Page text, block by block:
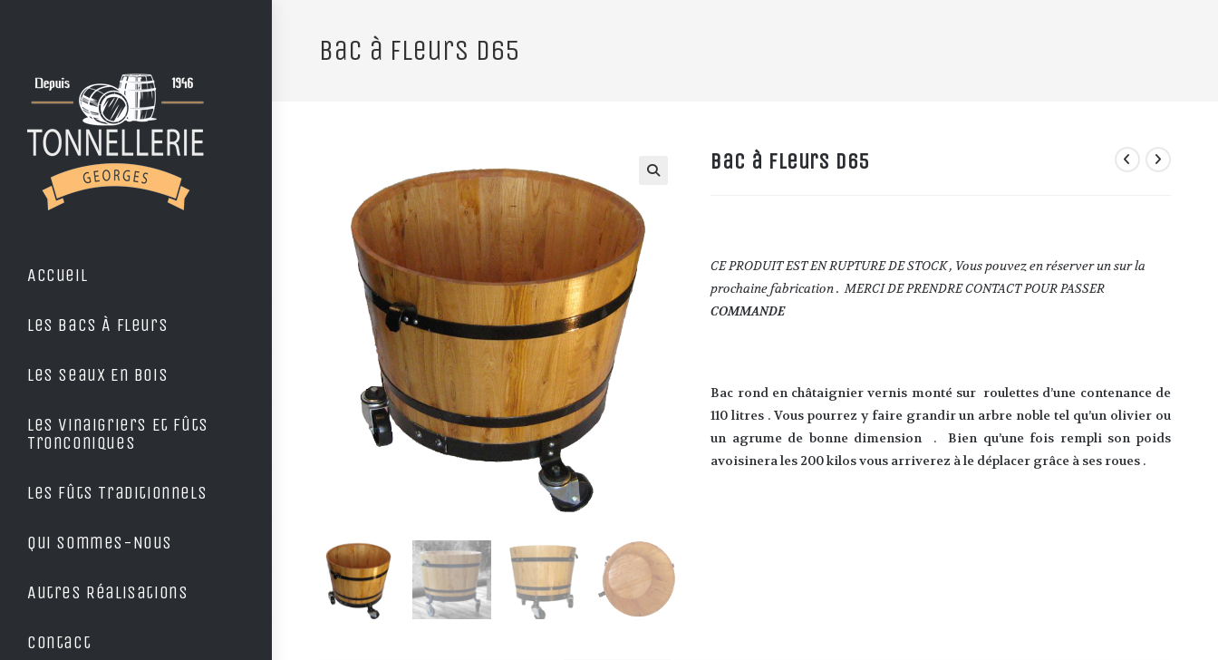
Accueil
Les Bacs À Fleurs
Les Seaux En Bois
Les Vinaigriers Et Fûts
Tronconiques
Les Fûts Traditionnels
Qui Sommes-Nous
Autres Réalisations
Contact
Bac à fleurs D65
Bac à fleurs D65
CE PRODUIT EST EN RUPTURE DE STOCK , Vous pouvez en réserver un sur la
prochaine fabrication . MERCI DE PRENDRE CONTACT POUR PASSER
COMMANDE
Bac rond en châtaignier vernis monté sur roulettes d’une contenance de
110 litres . Vous pourrez y faire grandir un arbre noble tel qu’un olivier ou
un agrume de bonne dimension . Bien qu’une fois rempli son poids
avoisinera les 200 kilos vous arriverez à le déplacer grâce à ses roues .